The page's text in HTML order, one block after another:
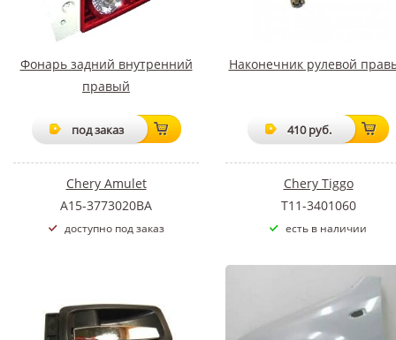
Фонарь задний внутренний
правый
под заказ
Chery Amulet
A15-3773020BA
доступно под заказ
Наконечник рулевой
410 руб.
Chery Tiggo
T11-3401060
есть в наличии